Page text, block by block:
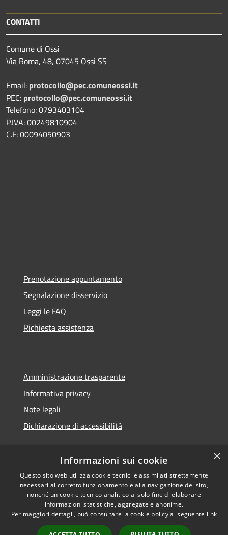
CONTATTI
Comune di Ossi
Via Roma, 48, 07045 Ossi SS
Email: protocollo@pec.comuneossi.it
PEC: protocollo@pec.comuneossi.it
Telefono: 0793403104
P.IVA: 00249810904
C.F: 00094050903
Prenotazione appuntamento
Segnalazione disservizio
Leggi le FAQ
Richiesta assistenza
Amministrazione trasparente
Informativa privacy
Note legali
Dichiarazione di accessibilità
RSS
Accessibilità
Copyright © 2026 • Comune di
×
Informazioni sui cookie
Questo sito web utilizza cookie tecnici e assimilati strettamente
necessari al corretto funzionamento e alla navigazione del sito,
nonché un cookie tecnico analitico al solo fine di elaborare
informazioni statistiche, aggregate e anonime.
Per maggiori dettagli, può consultare la cookie policy al seguente link